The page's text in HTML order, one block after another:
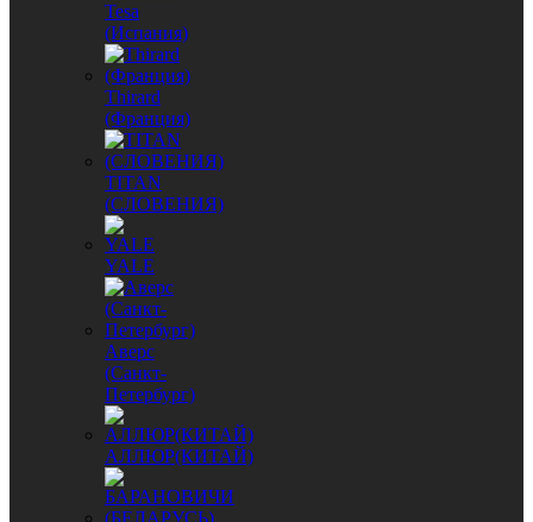
Tesa
(Испания)
Thirard
(Франция)
TITAN
(СЛОВЕНИЯ)
YALE
Аверс
(Санкт-
Петербург)
АЛЛЮР(КИТАЙ)